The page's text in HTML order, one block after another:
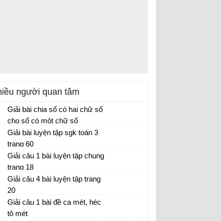
người quan tâm
Giải bài chia số có hai chữ số
cho số có một chữ số
Giải bài luyện tập sgk toán 3
trang 60
Giải câu 1 bài luyện tập chung
trang 18
Giải câu 4 bài luyện tập trang
20
Giải câu 1 bài đề ca mét, héc
tô mét